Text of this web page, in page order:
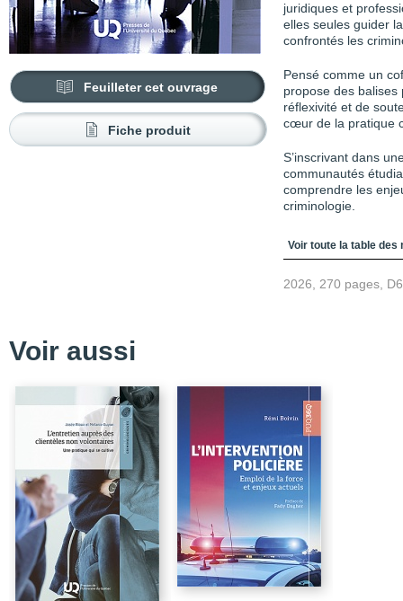
Feuilleter cet ouvrage
Fiche produit
juridiques et
elles seules guider
confrontés les
Pensé comme un
propose des
réflexivité et de
cœur de la pratique
S’inscrivant dans
communautés
comprendre les
criminologie.
Table des
Voir toute la table des
2026, 270 pages,
Voir aussi